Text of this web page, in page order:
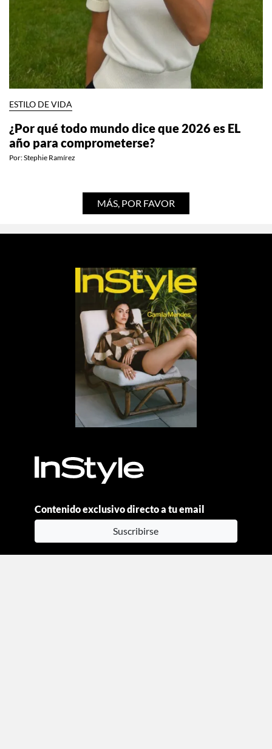
ESTILO DE VIDA
¿Por qué todo mundo dice que 2026 es EL
año para comprometerse?
Por:Stephie Ramírez
MÁS, POR FAVOR
Contenido exclusivo directo a tu email
Suscribirse